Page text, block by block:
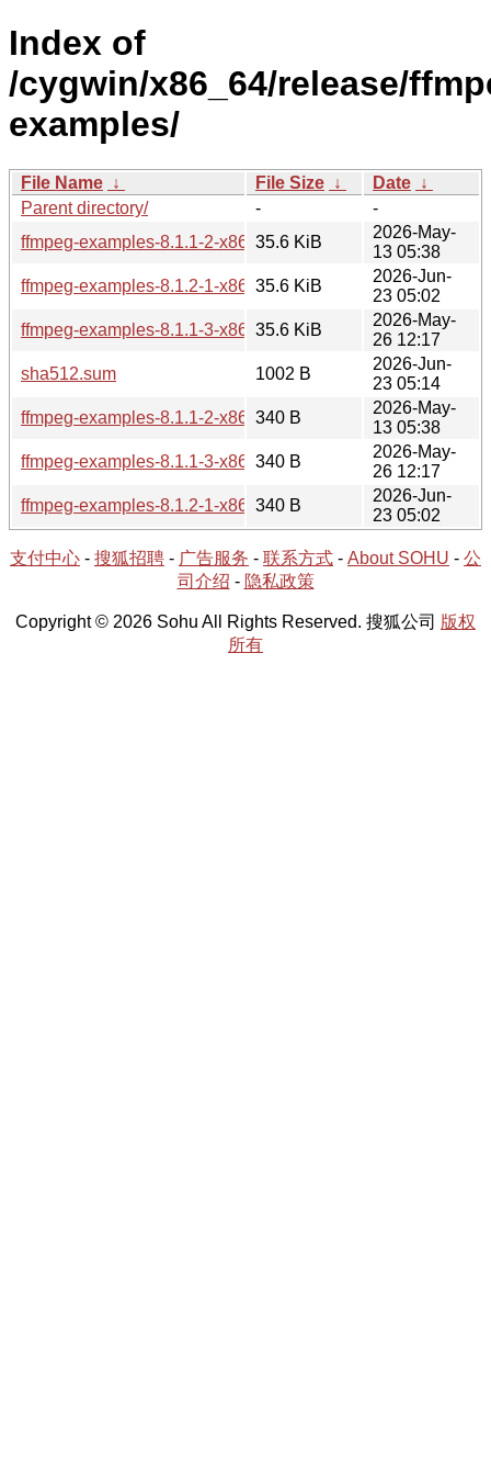
Index of
/cygwin/x86_64/release/
examples/
File Name ↓ File Size ↓ Date ↓
Parent directory/
-
-
ffmpeg-examples-8.1.1-2-x86_64.tar.xz
35.6 KiB
2026-May-
13 05:38
ffmpeg-examples-8.1.2-1-x86_64.tar.xz
35.6 KiB
2026-Jun-
23 05:02
ffmpeg-examples-8.1.1-3-x86_64.tar.xz
35.6 KiB
2026-May-
26 12:17
sha512.sum
1002 B
2026-Jun-
23 05:14
ffmpeg-examples-8.1.1-2-x86_64.hint
340 B
2026-May-
13 05:38
ffmpeg-examples-8.1.1-3-x86_64.hint
340 B
2026-May-
26 12:17
ffmpeg-examples-8.1.2-1-x86_64.hint
340 B
2026-Jun-
23 05:02
支付中心 - 搜狐招聘 - 广告服务 - 联系方式 - About SOHU - 公
司介绍 - 隐私政策
Copyright © 2026 Sohu All Rights Reserved. 搜狐公司 版权
所有